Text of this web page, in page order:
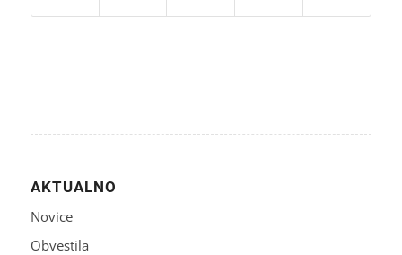
AKTUALNO
Novice
Obvestila